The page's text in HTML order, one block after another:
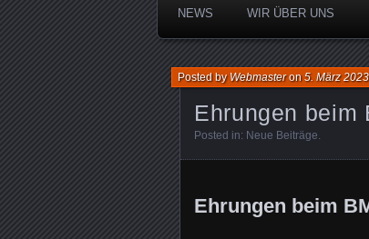
NEWS WIR ÜBER UNS
Ehrungen beim
Posted byWebmasteron5. März 2023
Posted in: Neue Beiträge.
Ehrungen beim